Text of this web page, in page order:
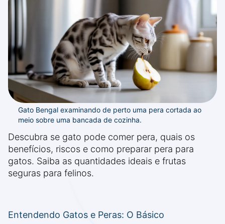
Gato Bengal examinando de perto uma pera cortada ao
meio sobre uma bancada de cozinha.
Descubra se gato pode comer pera, quais os
benefícios, riscos e como preparar pera para
gatos. Saiba as quantidades ideais e frutas
seguras para felinos.
Entendendo Gatos e Peras: O Básico